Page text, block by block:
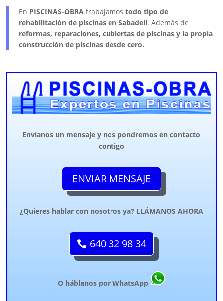
En PISCINAS-OBRA trabajamostodo tipo de
rehabilitación de piscinas en Sabadell. Además de
reformas, reparaciones, cubiertas de piscinas y la propia
construcción de piscinas desde cero.
Envíanos un mensaje y nos pondremos en contacto
contigo
ENVIAR MENSAJE
¿Quieres hablar con nosotros ya? LLÁMANOS AHORA
640 32 98 34
O háblanos por WhatsApp